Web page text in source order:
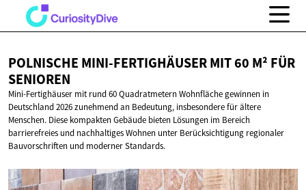
POLNISCHE MINI-FERTIGHÄUSER MIT 60 M² FÜR
SENIOREN
Mini-Fertighäuser mit rund 60 Quadratmetern Wohnfläche gewinnen in
Deutschland 2026 zunehmend an Bedeutung, insbesondere für ältere
Menschen. Diese kompakten Gebäude bieten Lösungen im Bereich
barrierefreies und nachhaltiges Wohnen unter Berücksichtigung regionaler
Bauvorschriften und moderner Standards.